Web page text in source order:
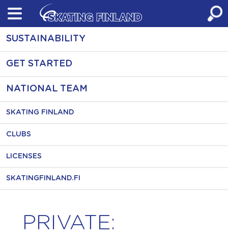
Skip
content
SUSTAINABILITY
GET STARTED
NATIONAL TEAM
SKATING FINLAND
CLUBS
LICENSES
SKATINGFINLAND.FI
PRIVATE: